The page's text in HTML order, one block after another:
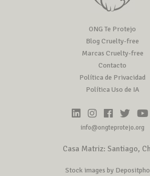
ONG Te Protejo
Blog Cruelty-free
Marcas Cruelty-free
Contacto
Política de Privacidad
Política Uso de IA
info@ongteprotejo.org
Casa Matriz: Santiago,
Stock images by